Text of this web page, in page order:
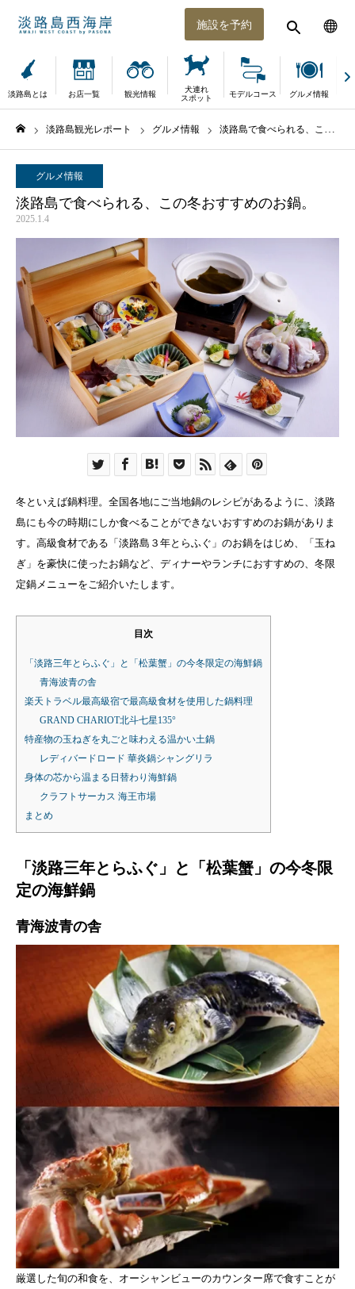
施設を予約
淡路島とは お店一覧 観光情報
犬連れ
スポット
モデルコース グルメ情報
淡路島観光レポート グルメ情報 淡路島で食べられる、この冬おすすめのお鍋。
グルメ情報
淡路島で食べられる、この冬おすすめのお鍋。
2025.1.4
冬といえば鍋料理。全国各地にご当地鍋のレシピがあるように、淡路
島にも今の時期にしか食べることができないおすすめのお鍋がありま
す。高級食材である「淡路島３年とらふぐ」のお鍋をはじめ、「玉ね
ぎ」を豪快に使ったお鍋など、ディナーやランチにおすすめの、冬限
定鍋メニューをご紹介いたします。
目次
「淡路三年とらふぐ」と「松葉蟹」の今冬限定の海鮮鍋
青海波青の舎
楽天トラベル最高級宿で最高級食材を使用した鍋料理
GRAND CHARIOT北斗七星135°
特産物の玉ねぎを丸ごと味わえる温かい土鍋
レディバードロード 華炎鍋シャングリラ
身体の芯から温まる日替わり海鮮鍋
クラフトサーカス 海王市場
まとめ
「淡路三年とらふぐ」と「松葉蟹」の今冬限
定の海鮮鍋
青海波青の舎
厳選した旬の和食を、オーシャンビューのカウンター席で食すことが